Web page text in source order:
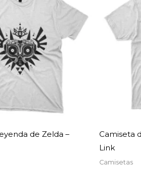
de Zelda –
Camiseta
Link
Camisetas